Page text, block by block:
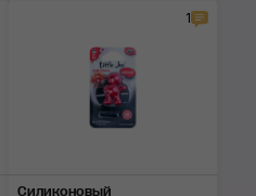
1
Силиконовый